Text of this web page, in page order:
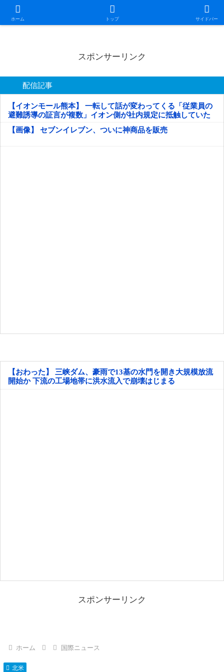
ホーム トップ サイドバー
日本第一！ニュース録
スポンサーリンク
配信記事
【イオンモール熊本】 一転して話が変わってくる「従業員の
避難誘導の証言が複数」イオン側が社内規定に抵触していた
疑い
【画像】 セブンイレブン、ついに神商品を販売
【おわった】 三峡ダム、豪雨で13基の水門を開き大規模放流
開始か 下流の工場地帯に洪水流入で崩壊はじまる
スポンサーリンク
ホーム 国際ニュース
北米